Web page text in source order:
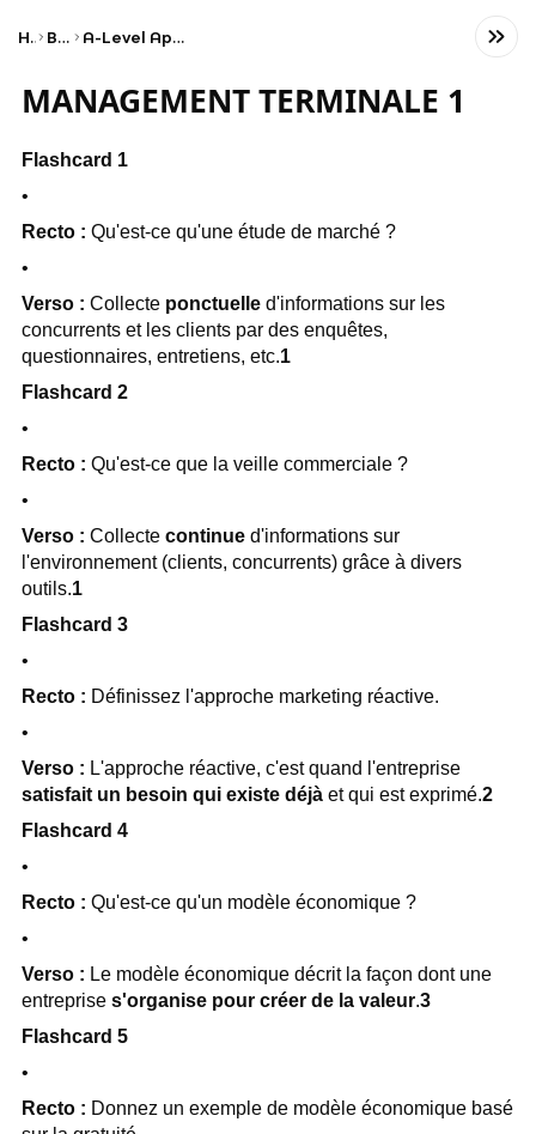
Home Business A-Level Applied General Business
MANAGEMENT TERMINALE 1
Flashcard 1
•
Recto : Qu'est-ce qu'une étude de marché ?
•
Verso : Collecte ponctuelled'informations sur les
concurrents et les clients par des enquêtes,
questionnaires, entretiens, etc.1
Flashcard 2
•
Recto : Qu'est-ce que la veille commerciale ?
•
Verso : Collecte continued'informations sur
l'environnement (clients, concurrents) grâce à divers
outils.1
Flashcard 3
•
Recto : Définissez l'approche marketing réactive.
•
Verso : L'approche réactive, c'est quand l'entreprise
satisfait un besoin qui existe déjàet qui est exprimé.2
Flashcard 4
•
Recto : Qu'est-ce qu'un modèle économique ?
•
Verso : Le modèle économique décrit la façon dont une
entreprise s'organise pour créer de la valeur.3
Flashcard 5
•
Recto : Donnez un exemple de modèle économique basé